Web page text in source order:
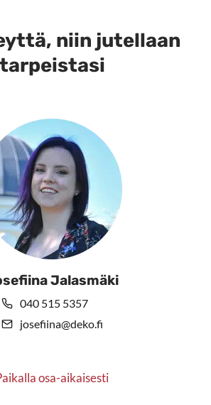
niin jutellaan
tarpeistasi
Jalasmäki
040 515 5357
josefiina@deko.fi
osa-aikaisesti